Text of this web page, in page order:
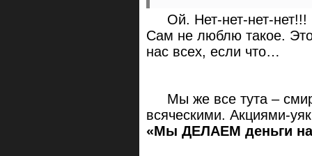
Ой. Нет-нет-нет-нет!!!
Сам не люблю такое.
нас всех, если что…
Мы же все тута –
всяческими. Акциями-
«Мы ДЕЛАЕМ деньги